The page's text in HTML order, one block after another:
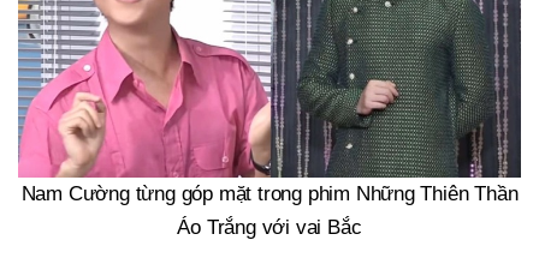
Nam Cường từng góp mặt trong phim Những Thiên Thần
Áo Trắng với vai Bắc